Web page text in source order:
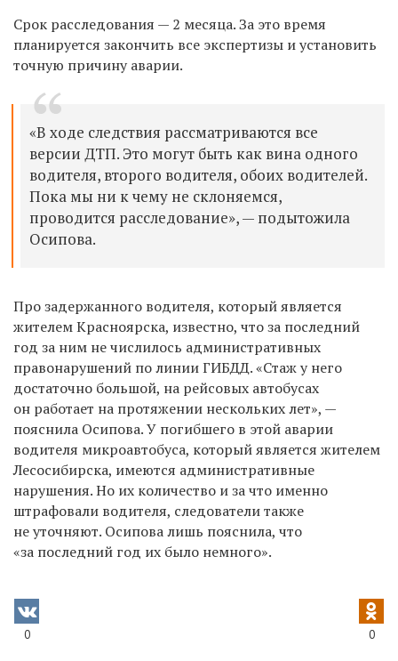
Срок расследования — 2 месяца. За это время
планируется закончить все экспертизы и установить
точную причину аварии.
«В ходе следствия рассматриваются все
версии ДТП. Это могут быть как вина одного
водителя, второго водителя, обоих водителей.
Пока мы ни к чему не склоняемся,
проводится расследование», — подытожила
Осипова.
Про задержанного водителя, который является
жителем Красноярска, известно, что за последний
год за ним не числилось административных
правонарушений по линии ГИБДД. «Стаж у него
достаточно большой, на рейсовых автобусах
он работает на протяжении нескольких лет», —
пояснила Осипова. У погибшего в этой аварии
водителя микроавтобуса, который является жителем
Лесосибирска, имеются административные
нарушения. Но их количество и за что именно
штрафовали водителя, следователи также
не уточняют. Осипова лишь пояснила, что
«за последний год их было немного».
0 0